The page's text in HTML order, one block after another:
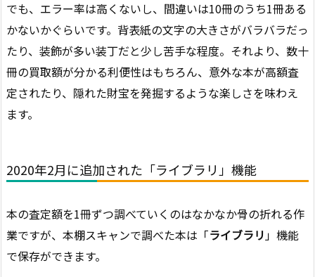
でも、エラー率は高くないし、間違いは10冊のうち1冊ある
かないかぐらいです。背表紙の文字の大きさがバラバラだっ
たり、装飾が多い装丁だと少し苦手な程度。それより、数十
冊の買取額が分かる利便性はもちろん、意外な本が高額査
定されたり、隠れた財宝を発掘するような楽しさを味わえ
ます。
2020年2月に追加された「ライブラリ」機能
本の査定額を1冊ずつ調べていくのはなかなか骨の折れる作
業ですが、本棚スキャンで調べた本は「ライブラリ」機能
で保存ができます。